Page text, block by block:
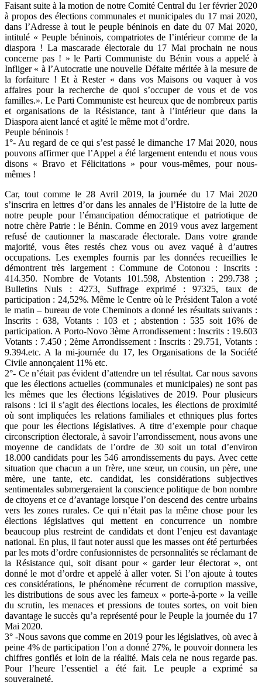
Faisant suite à la motion de notre Comité Central du 1er février 2020
à propos des élections communales et municipales du 17 mai 2020,
dans l’Adresse à tout le peuple béninois en date du 07 Mai 2020,
intitulé « Peuple béninois, compatriotes de l’intérieur comme de la
diaspora ! La mascarade électorale du 17 Mai prochain ne nous
concerne pas ! » le Parti Communiste du Bénin vous a appelé à
Infliger « à l’Autocratie une nouvelle Défaite méritée à la mesure de
la forfaiture ! Et à Rester « dans vos Maisons ou vaquer à vos
affaires pour la recherche de quoi s’occuper de vous et de vos
familles.». Le Parti Communiste est heureux que de nombreux partis
et organisations de la Résistance, tant à l’intérieur que dans la
Diaspora aient lancé et agité le même mot d’ordre.
Peuple béninois !
1°- Au regard de ce qui s’est passé le dimanche 17 Mai 2020, nous
pouvons affirmer que l’Appel a été largement entendu et nous vous
disons « Bravo et Félicitations » pour vous-mêmes, pour nous-
mêmes !
Car, tout comme le 28 Avril 2019, la journée du 17 Mai 2020
s’inscrira en lettres d’or dans les annales de l’Histoire de la lutte de
notre peuple pour l’émancipation démocratique et patriotique de
notre chère Patrie : le Bénin. Comme en 2019 vous avez largement
refusé de cautionner la mascarade électorale. Dans votre grande
majorité, vous êtes restés chez vous ou avez vaqué à d’autres
occupations. Les exemples fournis par les données recueillies le
démontrent très largement : Commune de Cotonou : Inscrits :
414.350. Nombre de Votants 101.598, Abstention : 299.738 ;
Bulletins Nuls : 4273, Suffrage exprimé : 97325, taux de
participation : 24,52%. Même le Centre où le Président Talon a voté
le matin – bureau de vote Cheminots a donné les résultats suivants :
Inscrits : 638, Votants : 103 et ; abstention : 535 soit 16% de
participation. A Porto-Novo 3ème Arrondissement : Inscrits : 19.603
Votants : 7.450 ; 2ème Arrondissement : Inscrits : 29.751, Votants :
9.394.etc. A la mi-journée du 17, les Organisations de la Société
Civile annonçaient 11% etc.
2°- Ce n’était pas évident d’attendre un tel résultat. Car nous savons
que les élections actuelles (communales et municipales) ne sont pas
les mêmes que les élections législatives de 2019. Pour plusieurs
raisons : ici il s’agit des élections locales, les élections de proximité
où sont impliquées les relations familiales et ethniques plus fortes
que pour les élections législatives. A titre d’exemple pour chaque
circonscription électorale, à savoir l’arrondissement, nous avons une
moyenne de candidats de l’ordre de 30 soit un total d’environ
18.000 candidats pour les 546 arrondissements du pays. Avec cette
situation que chacun a un frère, une sœur, un cousin, un père, une
mère, une tante, etc. candidat, les considérations subjectives
sentimentales submergeraient la conscience politique de bon nombre
de citoyens et ce d’avantage lorsque l’on descend des centre urbains
vers les zones rurales. Ce qui n’était pas la même chose pour les
élections législatives qui mettent en concurrence un nombre
beaucoup plus restreint de candidats et dont l’enjeu est davantage
national. En plus, il faut noter aussi que les masses ont été perturbées
par les mots d’ordre confusionnistes de personnalités se réclamant de
la Résistance qui, soit disant pour « garder leur électorat », ont
donné le mot d’ordre et appelé à aller voter. Si l’on ajoute à toutes
ces considérations, le phénomène récurrent de corruption massive,
les distributions de sous avec les fameux « porte-à-porte » la veille
du scrutin, les menaces et pressions de toutes sortes, on voit bien
davantage le succès qu’a représenté pour le Peuple la journée du 17
Mai 2020.
3° -Nous savons que comme en 2019 pour les législatives, où avec à
peine 4% de participation l’on a donné 27%, le pouvoir donnera les
chiffres gonflés et loin de la réalité. Mais cela ne nous regarde pas.
Pour l’heure l’essentiel a été fait. Le peuple a exprimé sa
souveraineté.